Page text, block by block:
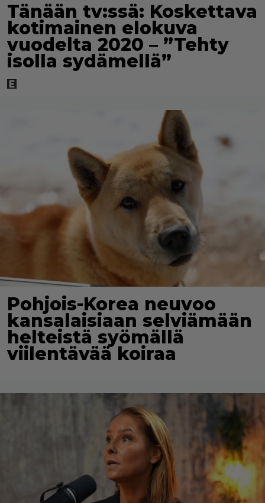
Tänään tv:ssä: Koskettava
kotimainen elokuva
vuodelta 2020 – ”Tehty
isolla sydämellä”
Pohjois-Korea neuvoo
kansalaisiaan selviämään
helteistä syömällä
viilentävää koiraa